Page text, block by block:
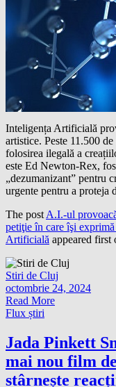
Inteligența Artificială
artistice. Peste 11.500
folosirea ilegală a
este Ed Newton-Rex,
„dezumanizant” pentru
urgente pentru a
The post A.I.-ul
petiţie în care îşi
Artificială appeared first
Stiri de Cluj
octombrie 24, 2024
Read More
Flux știri
Jada Pinkett
mai nou film
stârnește